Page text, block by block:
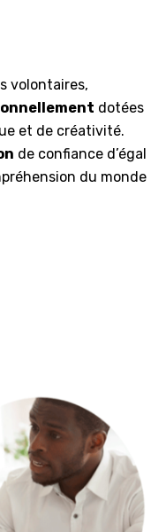
volontaires,
dotées
et de créativité.
de confiance d’égal
du monde